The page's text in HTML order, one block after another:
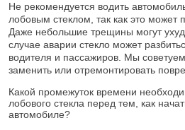
Не рекомендуется водить
лобовым стеклом, так как это может
Даже небольшие трещины могут
случае аварии стекло может
водителя и пассажиров. Мы
заменить или отремонтировать
Какой промежуток времени
лобового стекла перед тем, как
автомобиле?